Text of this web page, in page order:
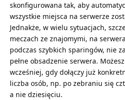
skonfigurowana tak, aby
wszystkie miejsca na serwerze
Jednakże, w wielu sytuacjach,
meczach ze znajomymi, na
podczas szybkich sparingów, nie
pełne obsadzenie serwera.
wcześniej, gdy dołączy już
liczba osób, np. po zebraniu się
a nie dziesięciu.